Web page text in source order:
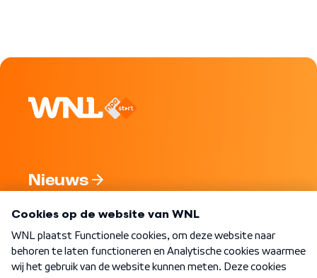
Nieuws
Nieuwsbrief
Word Lid